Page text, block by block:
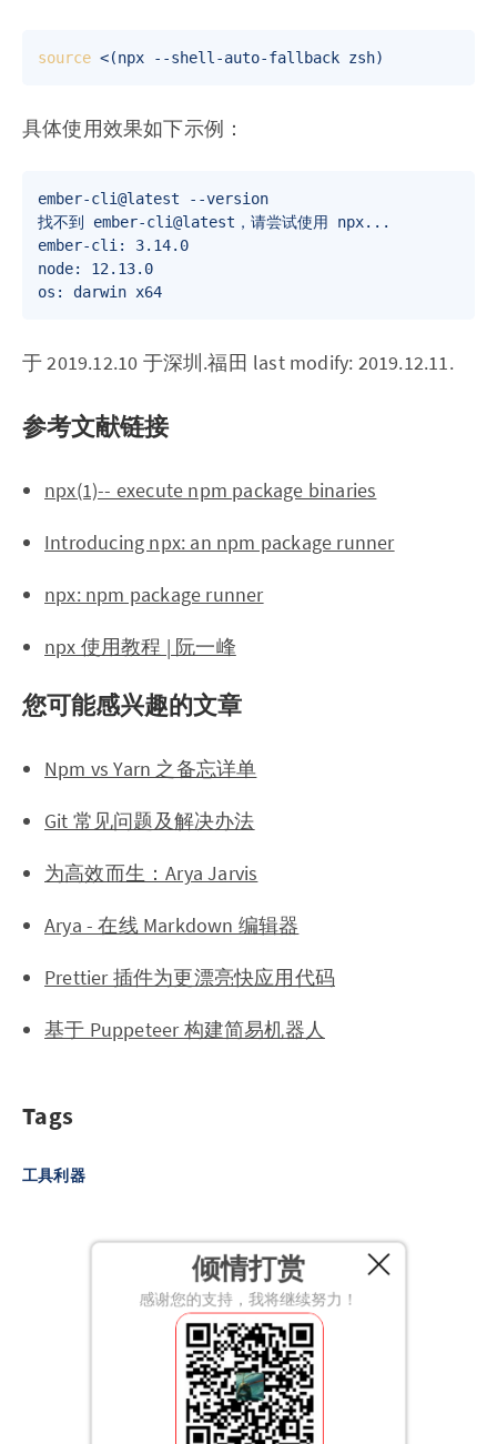
source
具体使用效果如下示例：
ember-cli@latest --version
找不到 ember-cli@latest，请尝试使用 npx...
ember-cli: 3.14.0
node: 12.13.0
于 2019.12.10 于深圳.福田 last modify: 2019.12.11.
参考文献链接
npx(1)-- execute npm package binaries
Introducing npx: an npm package runner
npx: npm package runner
npx 使用教程 | 阮一峰
您可能感兴趣的文章
Npm vs Yarn 之备忘详单
Git 常见问题及解决办法
为高效而生：Arya Jarvis
Arya - 在线 Markdown 编辑器
Prettier 插件为更漂亮快应用代码
基于 Puppeteer 构建简易机器人
Tags
工具利器